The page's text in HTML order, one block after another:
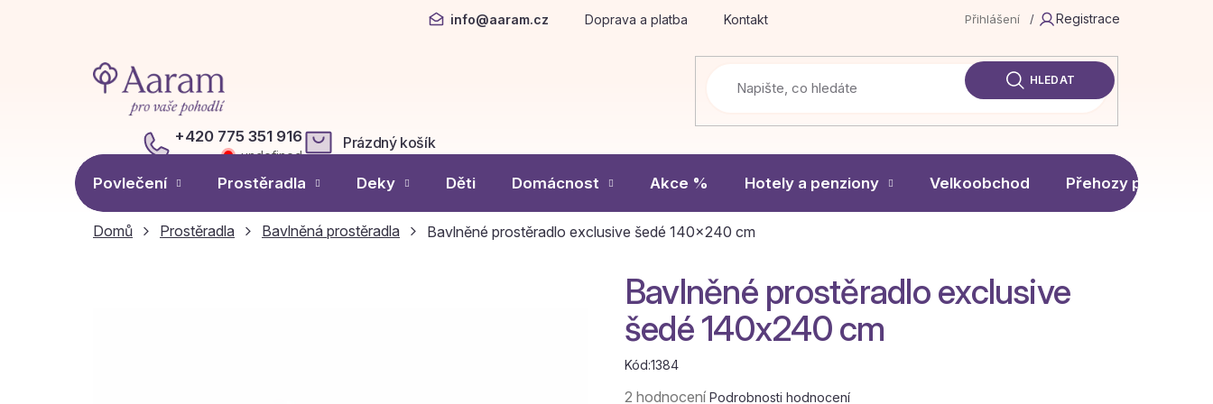
info@aaram.cz Doprava a platba Kontakt Přihlášení / Registrace
HLEDAT
+420 775 351 916
undefined
NÁKUPNÍ
KOŠÍK
Prázdný košík
Povlečení Prostěradla Deky Děti Domácnost Akce % Hotely a penziony Velkoobchod Přehozy přes
Domů Prostěradla Bavlněná prostěradla Bavlněné prostěradlo exclusive šedé 140x240 cm
Bavlněné prostěradlo exclusive
šedé 140x240 cm
Kód:1384
Průměrné
2 hodnocení Podrobnosti hodnocení